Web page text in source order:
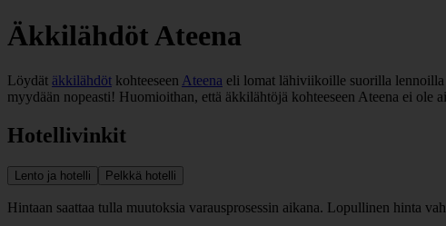
Äkkilähdöt Ateena
Löydät äkkilähdöt kohteeseen Ateena eli lomat lähiviikoille suorilla
myydään nopeasti! Huomioithan, että äkkilähtöjä kohteeseen Ateena ei ole
Hotellivinkit
Lento ja hotelli Pelkkä hotelli
Hintaan saattaa tulla muutoksia varausprosessin aikana. Lopullinen hinta